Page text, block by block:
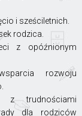
i sześciletnich.
rodzica.
z opóźnionym
rozwoju
z trudnościami
dla rodziców